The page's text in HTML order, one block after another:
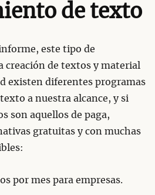
de texto
este tipo de
creación de textos y material
existen diferentes programas
a nuestra alcance, y si
son aquellos de paga,
gratuitas y con muchas
por mes para empresas.